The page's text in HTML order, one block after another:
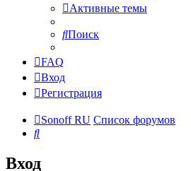
Активные темы
Поиск
FAQ
Вход
Регистрация
Sonoff RU Список форумов
Поиск
Вход